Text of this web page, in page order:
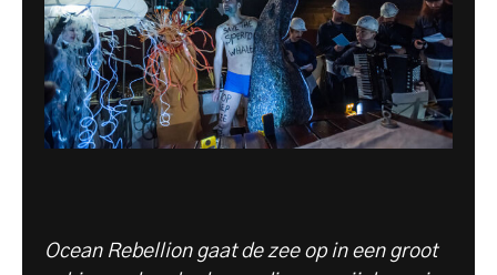
Ocean Rebellion gaat de zee op in een groot